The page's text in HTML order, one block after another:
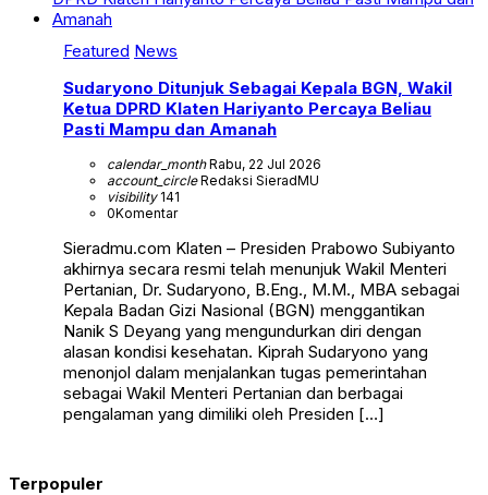
Featured News
Sudaryono Ditunjuk Sebagai Kepala BGN, Wakil
Ketua DPRD Klaten Hariyanto Percaya Beliau
Pasti Mampu dan Amanah
calendar_monthRabu, 22 Jul 2026
account_circleRedaksi SieradMU
visibility141
0Komentar
Sieradmu.com Klaten – Presiden Prabowo Subiyanto
akhirnya secara resmi telah menunjuk Wakil Menteri
Pertanian, Dr. Sudaryono, B.Eng., M.M., MBA sebagai
Kepala Badan Gizi Nasional (BGN) menggantikan
Nanik S Deyang yang mengundurkan diri dengan
alasan kondisi kesehatan. Kiprah Sudaryono yang
menonjol dalam menjalankan tugas pemerintahan
sebagai Wakil Menteri Pertanian dan berbagai
pengalaman yang dimiliki oleh Presiden […]
Terpopuler